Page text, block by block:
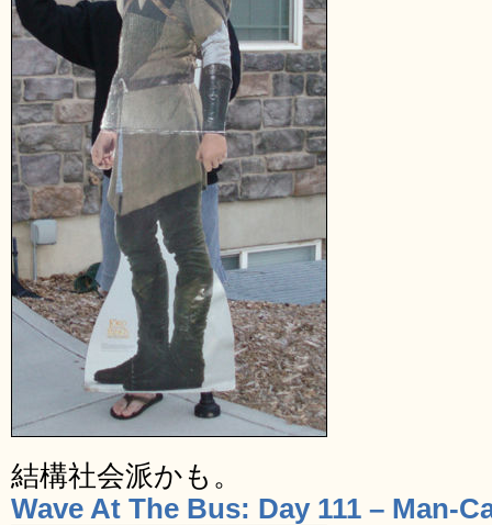
結構社会派かも。
Wave At The Bus: Day 111 – Man-